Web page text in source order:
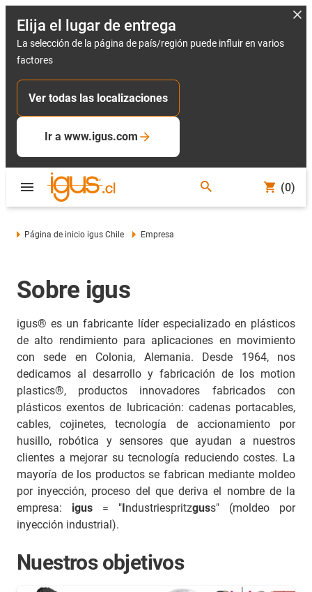
Elija el lugar de entrega
La selección de la página de país/región puede influir en varios
factores
Ver todas las localizaciones
Ir a www.igus.com
(0)
Página de inicio igus Chile Empresa
Sobre igus
igus® es un fabricante líder especializado en plásticos
de alto rendimiento para aplicaciones en movimiento
con sede en Colonia, Alemania. Desde 1964, nos
dedicamos al desarrollo y fabricación de los motion
plastics®, productos innovadores fabricados con
plásticos exentos de lubricación: cadenas portacables,
cables, cojinetes, tecnología de accionamiento por
husillo, robótica y sensores que ayudan a nuestros
clientes a mejorar su tecnología reduciendo costes. La
mayoría de los productos se fabrican mediante moldeo
por inyección, proceso del que deriva el nombre de la
empresa: igus = "Industriespritzguss" (moldeo por
inyección industrial).
Nuestros objetivos